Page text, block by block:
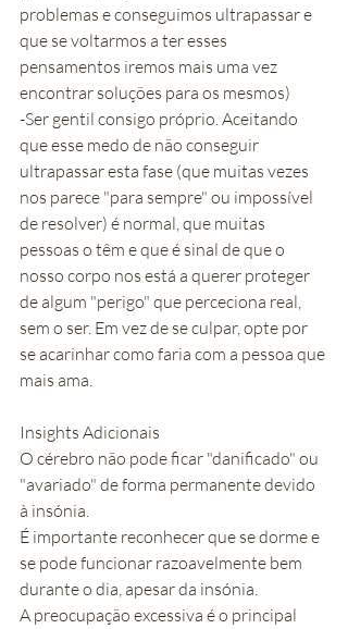
problemas e conseguimos ultrapassar e
que se voltarmos a ter esses
pensamentos iremos mais uma vez
encontrar soluções para os mesmos)
-Ser gentil consigo próprio. Aceitando
que esse medo de não conseguir
ultrapassar esta fase (que muitas vezes
nos parece "para sempre" ou impossível
de resolver) é normal, que muitas
pessoas o têm e que é sinal de que o
nosso corpo nos está a querer proteger
de algum "perigo" que perceciona real,
sem o ser. Em vez de se culpar, opte por
se acarinhar como faria com a pessoa que
mais ama.
Insights Adicionais
O cérebro não pode ficar "danificado" ou
"avariado" de forma permanente devido
à insónia.
É importante reconhecer que se dorme e
se pode funcionar razoavelmente bem
durante o dia, apesar da insónia.
A preocupação excessiva é o principal